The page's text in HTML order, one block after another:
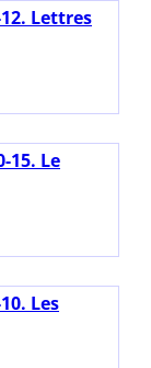
Lettres
15. Le
Les